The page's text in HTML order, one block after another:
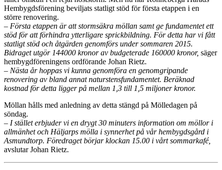
Hembygdsförening beviljats statligt stöd för första etappen i en
större renovering.
– Första etappen är att stormsäkra möllan samt ge fundamentet ett
stöd för att förhindra ytterligare sprickbildning. För detta har vi fått
statligt stöd och åtgärden genomförs under sommaren 2015.
Bidraget utgör 144000 kronor av budgeterade 160000 kronor, säger
hembygdföreningens ordförande Johan Rietz.
– Nästa år hoppas vi kunna genomföra en genomgripande
renovering av bland annat naturstensfundamentet. Beräknad
kostnad för detta ligger på mellan 1,3 till 1,5 miljoner kronor.
Möllan hålls med anledning av detta stängd på Mölledagen på
söndag.
– I stället erbjuder vi en drygt 30 minuters information om möllor i
allmänhet och Häljarps mölla i synnerhet på vår hembygdsgård i
Asmundtorp. Föredraget börjar klockan 15.00 i vårt sommarkafé,
avslutar Johan Rietz.